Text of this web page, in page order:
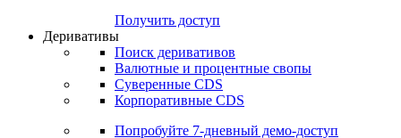
Попробуйте7-дневный
Откройте глобальную базу данных
Получить доступ
Деривативы
Валютные и процентные свопы